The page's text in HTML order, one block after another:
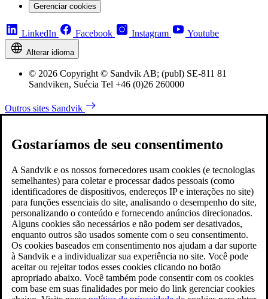
Gerenciar cookies
LinkedIn Facebook Instagram Youtube
Alterar idioma
© 2026 Copyright © Sandvik AB; (publ) SE-811 81
Sandviken, Suécia Tel +46 (0)26 260000
Outros sites Sandvik
Gostaríamos de seu consentimento
A Sandvik e os nossos fornecedores usam cookies (e tecnologias
semelhantes) para coletar e processar dados pessoais (como
identificadores de dispositivos, endereços IP e interações no site)
para funções essenciais do site, analisando o desempenho do site,
personalizando o conteúdo e fornecendo anúncios direcionados.
Alguns cookies são necessários e não podem ser desativados,
enquanto outros são usados somente com o seu consentimento.
Os cookies baseados em consentimento nos ajudam a dar suporte
à Sandvik e a individualizar sua experiência no site. Você pode
aceitar ou rejeitar todos esses cookies clicando no botão
apropriado abaixo. Você também pode consentir com os cookies
com base em suas finalidades por meio do link gerenciar cookies